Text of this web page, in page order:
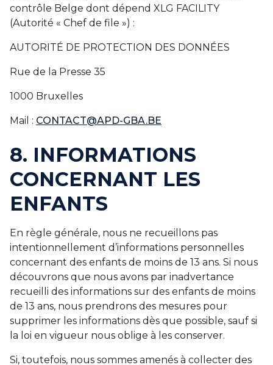
contrôle Belge dont dépend XLG FACILITY
(Autorité « Chef de file ») :
AUTORITÉ DE PROTECTION DES DONNÉES
Rue de la Presse 35
1000 Bruxelles
Mail : CONTACT@APD-GBA.BE
8. INFORMATIONS
CONCERNANT LES
ENFANTS
En règle générale, nous ne recueillons pas
intentionnellement d’informations personnelles
concernant des enfants de moins de 13 ans. Si nous
découvrons que nous avons par inadvertance
recueilli des informations sur des enfants de moins
de 13 ans, nous prendrons des mesures pour
supprimer les informations dès que possible, sauf si
la loi en vigueur nous oblige à les conserver.
Si, toutefois, nous sommes amenés à collecter des